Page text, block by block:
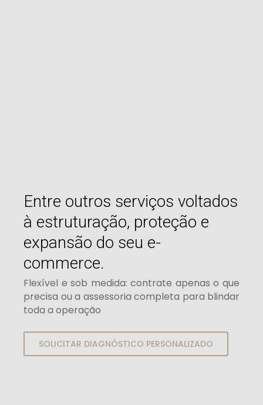
Entre outros serviços voltados
à estruturação, proteção e
expansão do seu e-
commerce.
Flexível e sob medida: contrate apenas o que
precisa ou a assessoria completa para blindar
toda a operação
SOLICITAR DIAGNÓSTICO PERSONALIZADO